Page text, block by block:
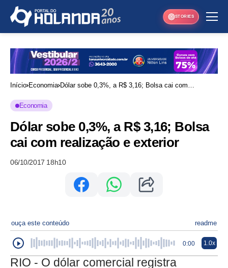
STORIES
Início Economia Dólar sobe 0,3%, a R$ 3,16; Bolsa cai com
Economia
Dólar sobe 0,3%, a R$ 3,16; Bolsa
cai com realização e exterior
06/10/2017 18h10
ouça este conteúdo readme
0:00 1.0x
RIO - O dólar comercial registra